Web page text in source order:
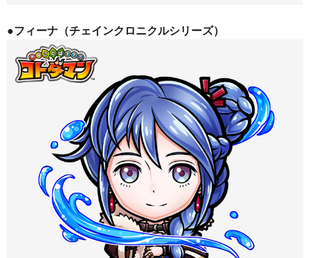
●フィーナ（チェインクロニクルシリーズ）